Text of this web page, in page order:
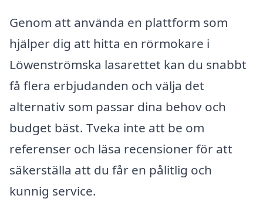
Genom att använda en plattform som
hjälper dig att hitta en rörmokare i
Löwenströmska lasarettet kan du snabbt
få flera erbjudanden och välja det
alternativ som passar dina behov och
budget bäst. Tveka inte att be om
referenser och läsa recensioner för att
säkerställa att du får en pålitlig och
kunnig service.